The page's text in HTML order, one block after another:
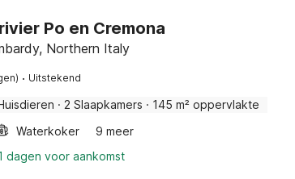
Po en Cremona
Northern Italy
· Uitstekend
· 2 Slaapkamers · 145 m² oppervlakte
Waterkoker
9 meer
dagen voor aankomst